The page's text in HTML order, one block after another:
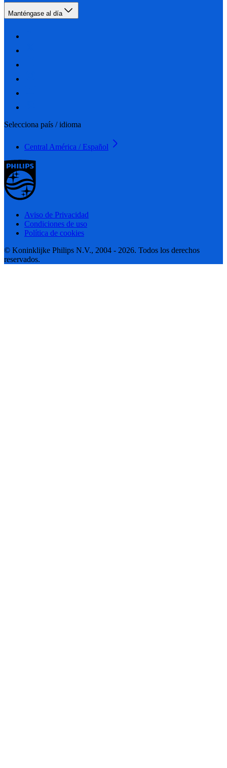
Manténgase al día
Selecciona país / idioma
Central América / Español
Aviso de Privacidad
Condiciones de uso
Política de cookies
© Koninklijke Philips N.V., 2004 - 2026. Todos los derechos
reservados.